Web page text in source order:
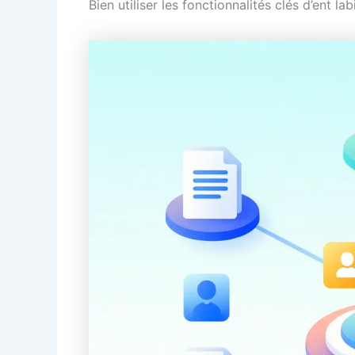
Bien utiliser les fonctionnalités clés d’ent